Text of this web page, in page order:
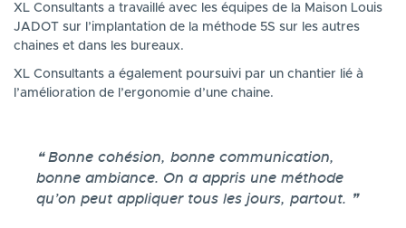
XL Consultants a travaillé avec les équipes de la Maison Louis
JADOT sur l’implantation de la méthode 5S sur les autres
chaines et dans les bureaux.
XL Consultants a également poursuivi par un chantier lié à
l’amélioration de l’ergonomie d’une chaine.
Bonne cohésion, bonne communication,
bonne ambiance. On a appris une méthode
qu’on peut appliquer tous les jours, partout.